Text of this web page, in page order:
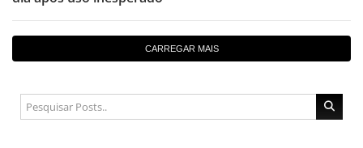
CARREGAR MAIS